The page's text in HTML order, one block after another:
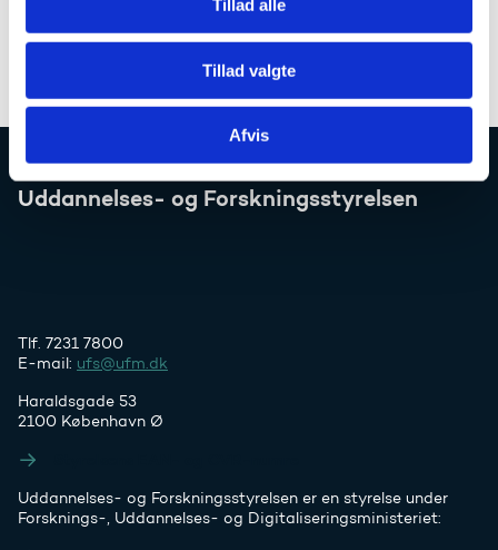
Tillad alle
Tillad valgte
Afvis
Uddannelses- og Forskningsstyrelsen
Tlf. 7231 7800
E-mail: ufs@ufm.dk
Haraldsgade 53
2100 København Ø
Uddannelses- og Forskningsstyrelsen er en styrelse under
Forsknings-, Uddannelses- og Digitaliseringsministeriet: